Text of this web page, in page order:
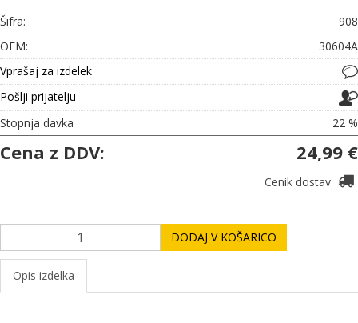
Šifra:
908
OEM:
30604A
Vprašaj za izdelek
Pošlji prijatelju
Stopnja davka
22 %
Cena z DDV: 24,99 €
Cenik dostav
DODAJ V KOŠARICO
Opis izdelka